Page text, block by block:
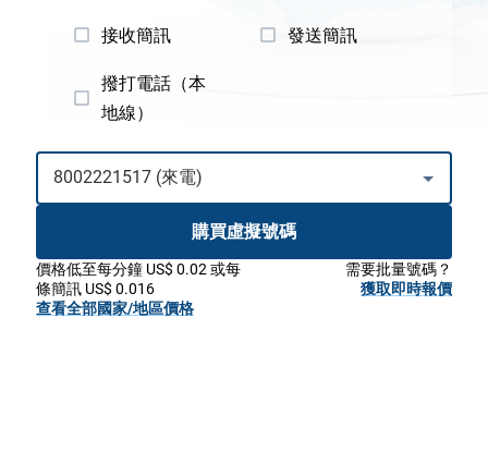
接收簡訊 發送簡訊
撥打電話（本
地線）
購買虛擬號碼
價格低至每分鐘 US$ 0.02 或每
條簡訊 US$ 0.016
查看全部國家/地區價格
需要批量號碼？
獲取即時報價